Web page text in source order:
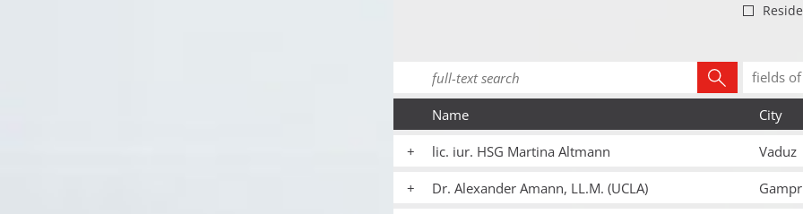
Name City
lic. iur. HSG Martina Altmann Vaduz
Dr. Alexander Amann, LL.M. (UCLA)